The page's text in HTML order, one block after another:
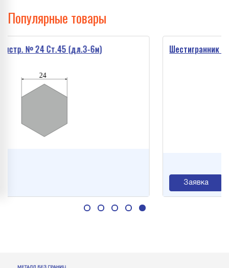
Популярные товары
24 Ст.45 (дл.3-6м) Шестигранник